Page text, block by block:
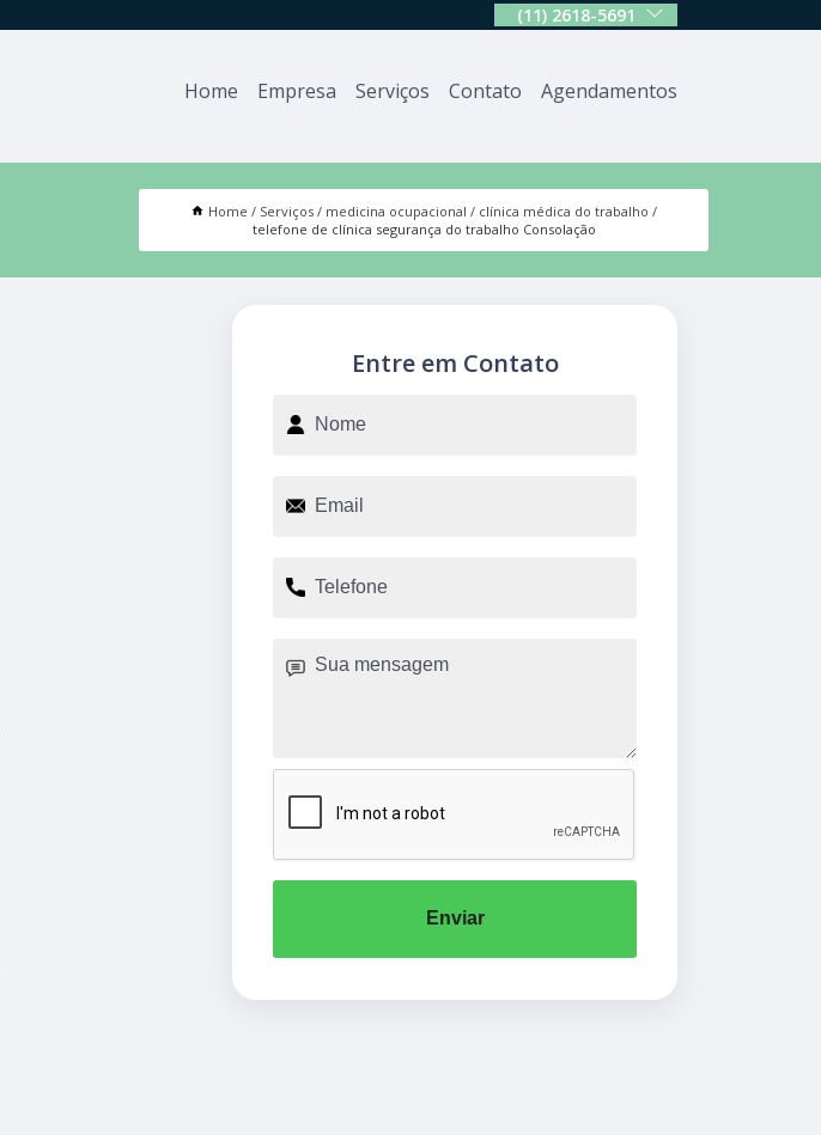
(11) 2618-5691
Home Empresa Serviços Contato Agendamentos
Home Serviços medicina ocupacional
clínica médica do trabalho
telefone de clínica segurança do trabalho Consolação
Entre em Contato
Enviar